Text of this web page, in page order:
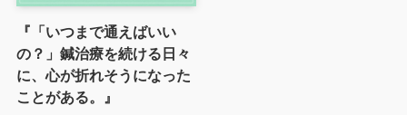
『「いつまで通えばいい
の？」鍼治療を続ける日々
に、心が折れそうになった
ことがある。』